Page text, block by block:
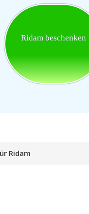
Ridam beschenken
Ridam